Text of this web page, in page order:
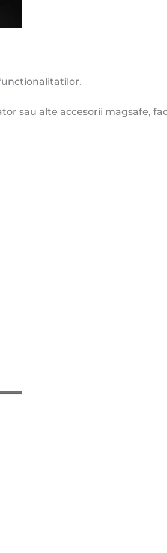
sau alte accesorii magsafe,